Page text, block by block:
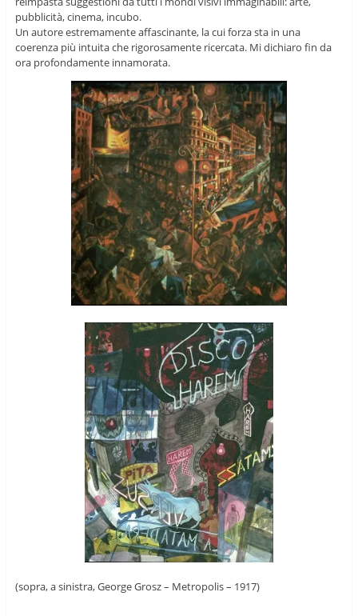
pubblicità, cinema, incubo.
Un autore estremamente affascinante, la cui forza sta in una
coerenza più intuita che rigorosamente ricercata. Mi dichiaro fin da
ora profondamente innamorata.
(sopra, a sinistra, George Grosz – Metropolis – 1917)